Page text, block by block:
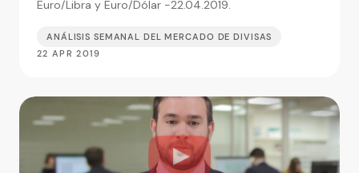
Euro/Libra y Euro/Dólar -22.04.2019.
ANÁLISIS SEMANAL DEL MERCADO DE DIVISAS
22 APR 2019